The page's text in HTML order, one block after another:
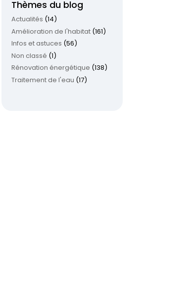
Thèmes du blog
Actualités (14)
Amélioration de l'habitat(161)
Infos et astuces (56)
Non classé (1)
Rénovation énergétique (138)
Traitement de l'eau (17)